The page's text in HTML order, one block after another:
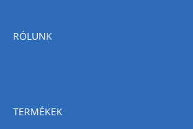
RÓLUNK
TERMÉKEK